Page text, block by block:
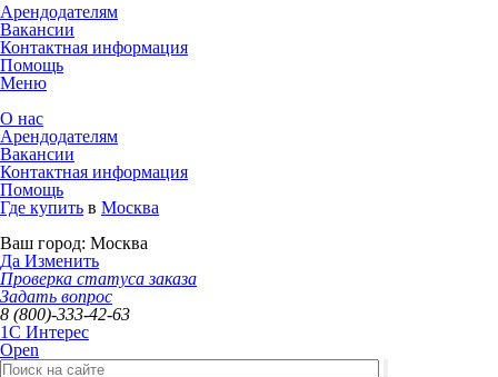
Арендодателям
Вакансии
Контактная информация
Помощь
Меню
О нас
Арендодателям
Вакансии
Контактная информация
Помощь
Где купить в Москва
Ваш город: Москва
Да Изменить
Проверка статуса заказа
Задать вопрос
8 (800)-333-42-63
1C Интерес
Open